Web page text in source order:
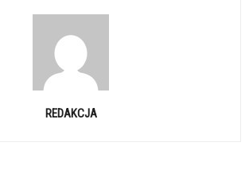
REDAKCJA